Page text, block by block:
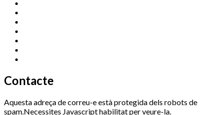
Contacte
Aquesta adreça de correu-e està protegida dels robots de
spam.Necessites Javascript habilitat per veure-la.